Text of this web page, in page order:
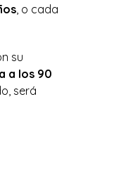
, o cada
su
a los 90
será